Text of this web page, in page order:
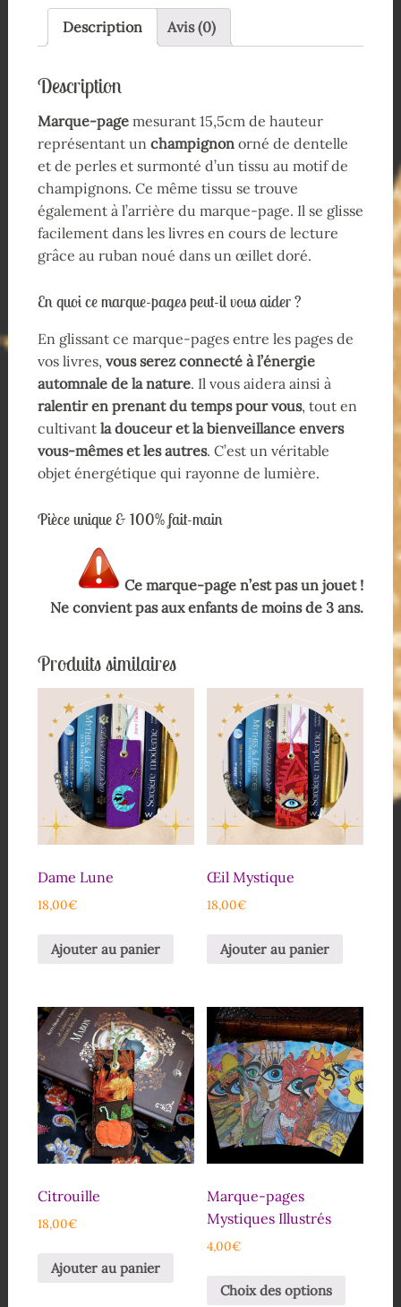
Description Avis (0)
Description
Marque-pagemesurant 15,5cm de hauteur
représentant un champignonorné de dentelle
et de perles et surmonté d’un tissu au motif de
champignons. Ce même tissu se trouve
également à l’arrière du marque-page. Il se glisse
facilement dans les livres en cours de lecture
grâce au ruban noué dans un œillet doré.
En quoi ce marque-pages peut-il vous aider ?
En glissant ce marque-pages entre les pages de
vos livres, vous serez connecté à l’énergie
automnale de la nature. Il vous aidera ainsi à
ralentir en prenant du temps pour vous, tout en
cultivant la douceur et la bienveillance envers
vous-mêmes et les autres. C’est un véritable
objet énergétique qui rayonne de lumière.
Pièce unique & 100% fait-main
Ce marque-page n’est pas un jouet !
Ne convient pas aux enfants de moins de 3 ans.
Produits similaires
Dame Lune
18,00€
Ajouter au panier
Œil Mystique
18,00€
Ajouter au panier
Citrouille
18,00€
Ajouter au panier
Marque-pages
Mystiques Illustrés
4,00€
Choix des options